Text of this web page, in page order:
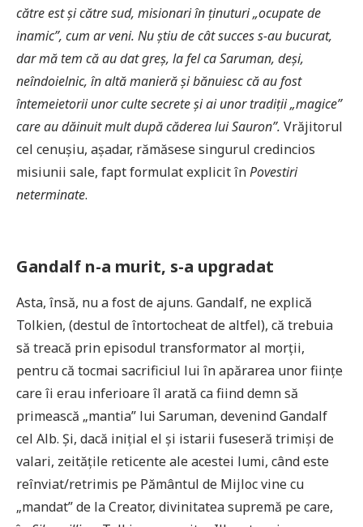
către est și către sud, misionari în ținuturi „ocupate de
inamic”, cum ar veni. Nu știu de cât succes s-au bucurat,
dar mă tem că au dat greș, la fel ca Saruman, deși,
neîndoielnic, în altă manieră și bănuiesc că au fost
întemeietorii unor culte secrete și ai unor tradiții „magice”
care au dăinuit mult după căderea lui Sauron”. Vrăjitorul
cel cenușiu, așadar, rămăsese singurul credincios
misiunii sale, fapt formulat explicit înPovestiri
neterminate.
Gandalf n-a murit, s-a upgradat
Asta, însă, nu a fost de ajuns. Gandalf, ne explică
Tolkien, (destul de întortocheat de altfel), că trebuia
să treacă prin episodul transformator al morții,
pentru că tocmai sacrificiul lui în apărarea unor ființe
care îi erau inferioare îl arată ca fiind demn să
primească „mantia” lui Saruman, devenind Gandalf
cel Alb. Și, dacă inițial el și istarii fuseseră trimiși de
valari, zeitățile reticente ale acestei lumi, când este
reînviat/retrimis pe Pământul de Mijloc vine cu
„mandat” de la Creator, divinitatea supremă pe care,